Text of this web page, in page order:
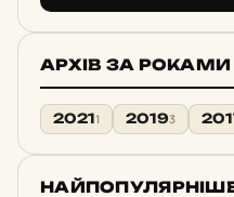
АРХІВ ЗА РОКАМИ
20211 20193